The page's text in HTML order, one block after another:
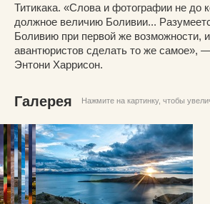
Титикака. «Слова и фотографии не до
должное величию Боливии...
Боливию при первой же возможности,
авантюристов сделать то же самое»,
Энтони Харрисон.
Галерея Нажмите на картинку, чтобы
© Энтони Харрисон